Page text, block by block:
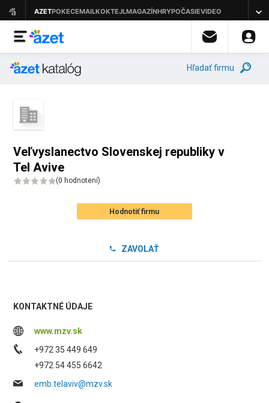
Hľadať firmu
Veľvyslanectvo Slovenskej republiky v
Tel Avive
(0 hodnotení)
Hodnotiť firmu
ZAVOLAŤ
KONTAKTNÉ ÚDAJE
www.mzv.sk
+972 35 449 649
+972 54 455 6642
emb.telaviv@mzv.sk